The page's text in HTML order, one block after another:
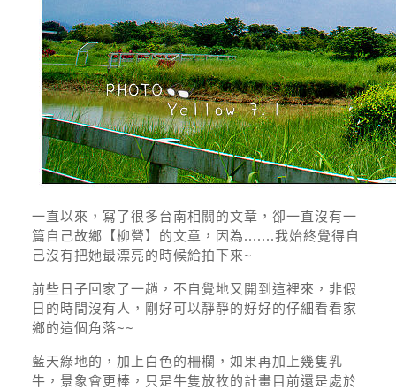
一直以來，寫了很多台南相關的文章，卻一直沒有一
篇自己故鄉【柳營】的文章，因為.......我始終覺得自
己沒有把她最漂亮的時候給拍下來~
前些日子回家了一趟，不自覺地又開到這裡來，非假
日的時間沒有人，剛好可以靜靜的好好的仔細看看家
鄉的這個角落~~
藍天綠地的，加上白色的柵欄，如果再加上幾隻乳
牛，景象會更棒，只是牛隻放牧的計畫目前還是處於